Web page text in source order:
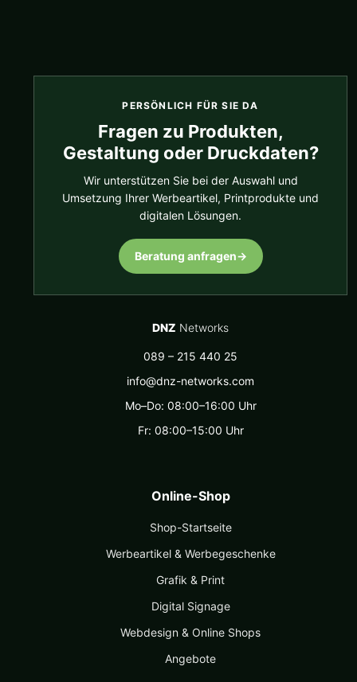
PERSÖNLICH FÜR SIE DA
Fragen zu Produkten,
Gestaltung oder Druckdaten?
Wir unterstützen Sie bei der Auswahl und
Umsetzung Ihrer Werbeartikel, Printprodukte und
digitalen Lösungen.
Beratung anfragen→
DNZ Networks
089 – 215 440 25
info@dnz-networks.com
Mo–Do: 08:00–16:00 Uhr
Fr: 08:00–15:00 Uhr
Online-Shop
Shop-Startseite
Werbeartikel & Werbegeschenke
Grafik & Print
Digital Signage
Webdesign & Online Shops
Angebote